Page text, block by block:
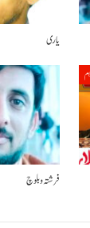
یاری
فرشتہ و بلوچ